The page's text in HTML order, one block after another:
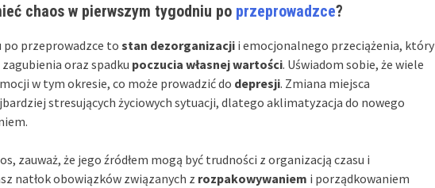
chaos w pierwszym tygodniu po przeprowadzce?
po przeprowadzce to stan dezorganizacji i emocjonalnego przeciążenia, który
oraz spadku poczucia własnej wartości. Uświadom sobie, że wiele
w tym okresie, co może prowadzić do depresji. Zmiana miejsca
stresujących życiowych sytuacji, dlatego aklimatyzacja do nowego
zauważ, że jego źródłem mogą być trudności z organizacją czasu i
natłok obowiązków związanych z rozpakowywaniem i porządkowaniem